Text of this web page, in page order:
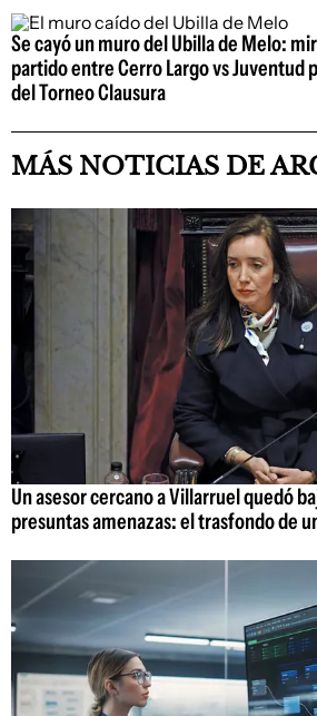
Se cayó un muro del Ubilla de Melo:
partido entre Cerro Largo vs Juventud
del Torneo Clausura
MÁS NOTICIAS DE
Un asesor cercano a Villarruel quedó
presuntas amenazas: el trasfondo de